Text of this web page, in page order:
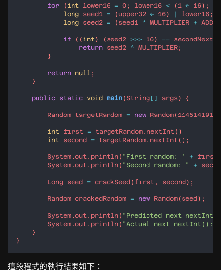
for ( int lower16 = 0 ; lower16 < ( 1 << 16);
long seed1 = ( upper32 << 16) | lower16
long seed2 = ( seed1 * MULTIPLIER +
if (( int) ( seed2 >>> 16) ==
return seed2 ^ MULTIPLIER
return null
public static void main ( String [] args
Random targetRandom = new Random (
int first = targetRandom . nextInt
int second = targetRandom . nextInt
System . out . println ( "First random: " + first
System . out . println ( "Second random: " +
Long seed = crackSeed ( first , second
Random crackedRandom = new Random ( seed
System . out . println ( "Predicted next
System . out . println ( "Actual next nextInt(): "
這段程式的執行結果如下：